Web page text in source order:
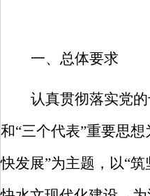
一、总体要求
认真贯彻落实党
和“三个代表”重要思
快发展”为主题，以“